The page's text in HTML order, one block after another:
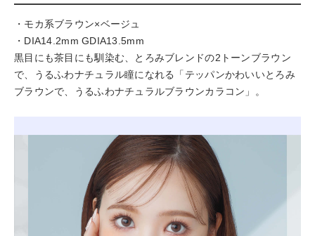
・モカ系ブラウン×ベージュ
・DIA14.2mm GDIA13.5mm
黒目にも茶目にも馴染む、とろみブレンドの2トーンブラウン
で、うるふわナチュラル瞳になれる「テッパンかわいいとろみ
ブラウンで、うるふわナチュラルブラウンカラコン」。